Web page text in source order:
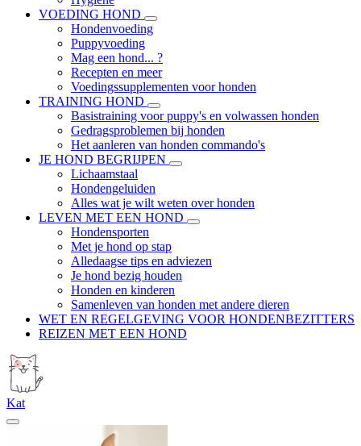
VOEDING HOND
Hondenvoeding
Puppyvoeding
Mag een hond... ?
Recepten en meer
Voedingssupplementen voor honden
TRAINING HOND
Basistraining voor puppy's en volwassen honden
Gedragsproblemen bij honden
Het aanleren van honden commando's
JE HOND BEGRIJPEN
Lichaamstaal
Hondengeluiden
Alles wat je wilt weten over honden
LEVEN MET EEN HOND
Hondensporten
Met je hond op stap
Alledaagse tips en adviezen
Je hond bezig houden
Honden en kinderen
Samenleven van honden met andere dieren
WET EN REGELGEVING VOOR HONDENBEZITTERS
REIZEN MET EEN HOND
Kat